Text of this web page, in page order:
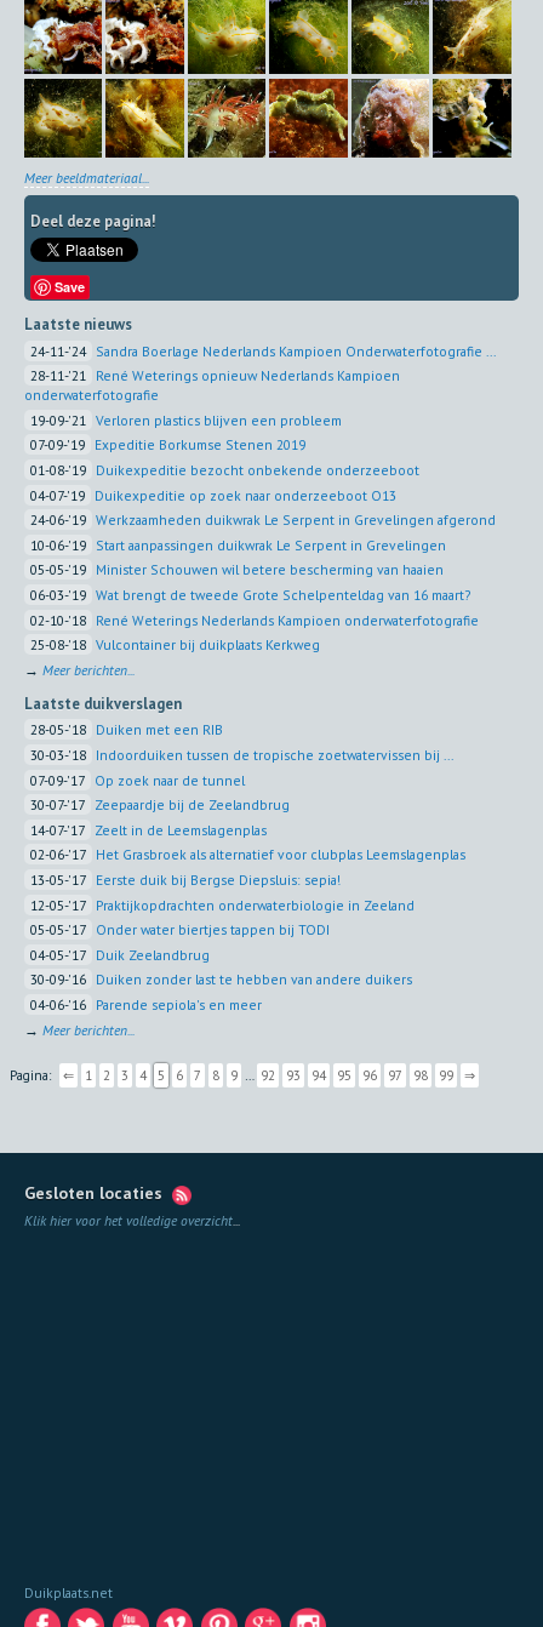
Meer beeldmateriaal...
Deel deze pagina!
Save
Laatste nieuws
24-11-'24 Sandra Boerlage Nederlands Kampioen Onderwaterfotografie ...
28-11-'21 René Weterings opnieuw Nederlands Kampioen
onderwaterfotografie
19-09-'21
Verloren plastics blijven een probleem
07-09-'19 Expeditie Borkumse Stenen 2019
01-08-'19 Duikexpeditie bezocht onbekende onderzeeboot
04-07-'19 Duikexpeditie op zoek naar onderzeeboot O13
24-06-'19 Werkzaamheden duikwrak Le Serpent in Grevelingen afgerond
10-06-'19 Start aanpassingen duikwrak Le Serpent in Grevelingen
05-05-'19 Minister Schouwen wil betere bescherming van haaien
06-03-'19 Wat brengt de tweede Grote Schelpenteldag van 16 maart?
02-10-'18 René Weterings Nederlands Kampioen onderwaterfotografie
25-08-'18 Vulcontainer bij duikplaats Kerkweg
→ Meer berichten...
Laatste duikverslagen
28-05-'18 Duiken met een RIB
30-03-'18 Indoorduiken tussen de tropische zoetwatervissen bij ...
07-09-'17 Op zoek naar de tunnel
30-07-'17 Zeepaardje bij de Zeelandbrug
14-07-'17 Zeelt in de Leemslagenplas
02-06-'17 Het Grasbroek als alternatief voor clubplas Leemslagenplas
13-05-'17 Eerste duik bij Bergse Diepsluis: sepia!
12-05-'17 Praktijkopdrachten onderwaterbiologie in Zeeland
05-05-'17 Onder water biertjes tappen bij TODI
04-05-'17 Duik Zeelandbrug
30-09-'16 Duiken zonder last te hebben van andere duikers
04-06-'16 Parende sepiola's en meer
→ Meer berichten...
Pagina: ⇐ 1 2 3 4 5 6 7 8 9 92 93 94 95 96 97 98 99 ⇒
Gesloten locaties
Klik hier voor het volledige overzicht...
Duikplaats.net